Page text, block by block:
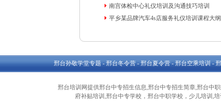
南宫体检中心礼仪培训及沟通技巧培训
平乡某品牌汽车4s店服务礼仪培训课程大纲
邢台孙敬学堂专题 - 邢台冬令营 - 邢台夏令营 - 邢台空乘培训 -
邢台培训网提供邢台中专招生信息,邢台中专招生简章,邢台中
府补贴培训,邢台中专学校，邢台中职学校，少儿培训,